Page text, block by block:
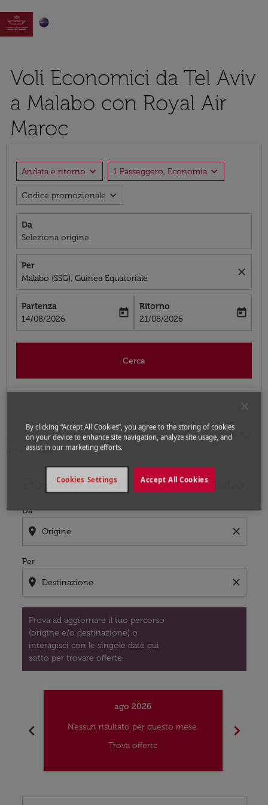

Voli Economici da Tel Aviv
a Malabo con Royal Air
Maroc
Andata e ritorno expand_more 1 Passeggero, Economia expand_more
Codice promozionale expand_more
Da
Seleziona origine
Per
Malabo (SSG), Guinea Equatoriale
close
Partenza
fc-booking-departure-date-aria-label
14/08/2026
today
Ritorno
fc-booking-return-date-aria-label
21/08/2026
today
Cerca
Home Voli Voli per Guinea Equatoriale
Voli Tel
Aviv - Malabo
Prossimo voli da Tel Aviv a Malabo
Da
location_on close
Per
location_on close
Prova ad aggiornare il tuo percorso
(origine e/o destinazione) o
interagisci con le singole date qui
sotto per trovare offerte.
Prova ad aggiornare il tuo percorso (origine e/o
chevron_left
ago 2026
Nessun risultato per questo mese.
Trova offerte
chevron_right
By clicking “Accept All Cookies”, you agree to the storing of cookies
on your device to enhance site navigation, analyze site usage, and
assist in our marketing efforts.
Accept All Cookies
Cookies Settings